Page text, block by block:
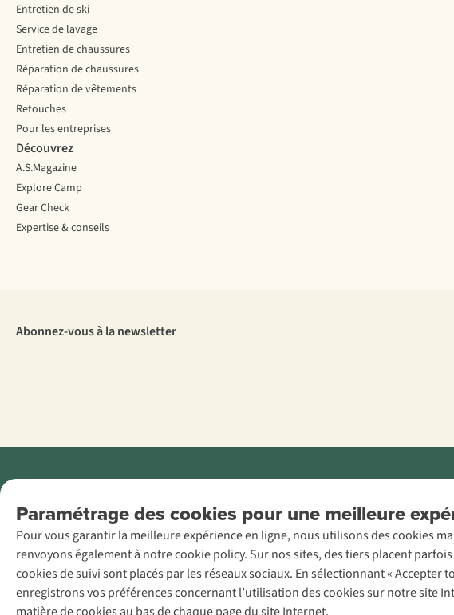
Paramétrage des cookies pour une meilleure
Pour vous garantir la meilleure expérience en ligne, nous utilisons des cookies
renvoyons également à notre cookie policy. Sur nos sites, des tiers placent
cookies de suivi sont placés par les réseaux sociaux. En sélectionnant «
enregistrons vos préférences concernant l’utilisation des cookies sur notre site
Entretien de ski
Service de lavage
Entretien de chaussures
Réparation de chaussures
Réparation de vêtements
Retouches
Pour les entreprises
Découvrez
A.S.Magazine
Explore Camp
Gear Check
Expertise & conseils
Abonnez-vous à la newsletter
AS Adventure
France SAS,
Rue du Vieux
Faubourg 14, F-
59000 Lille